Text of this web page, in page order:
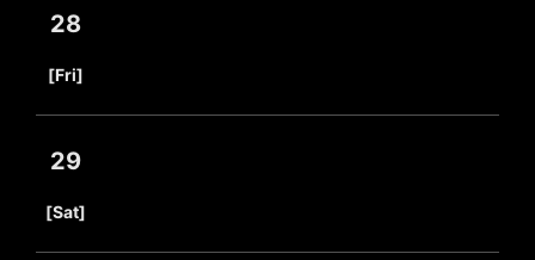
28
[Fri]
29
[Sat]